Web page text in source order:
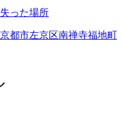
った場所
都市左京区南禅寺福地町